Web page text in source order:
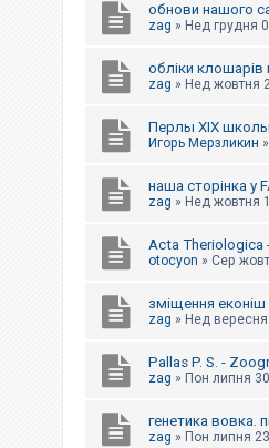
обнови нашого
zag » Нед грудня
обліки клошарів
zag » Нед жовтня
Перлы ХІХ школы
Игорь Мерзликин »
наша сторінка у
zag » Нед жовтня
Acta Theriologica
otocyon » Сер
зміщення
zag » Нед
Pallas P. S. -
zag » Пон липня
генетика вовка.
zag » Пон липня